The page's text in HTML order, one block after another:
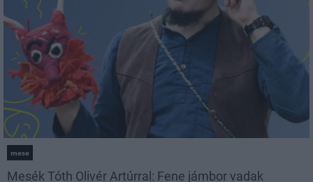
mese
Mesék Tóth Olivér Artúrral: Fene jámbor vadak